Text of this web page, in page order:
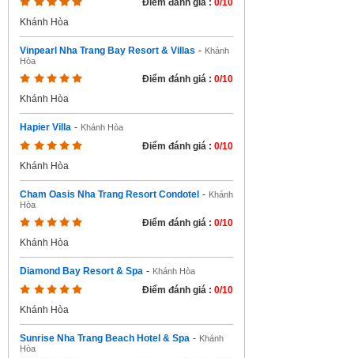
Điểm đánh giá : 0/10
Khánh Hòa
Vinpearl Nha Trang Bay Resort & Villas - Khánh
Hòa
Điểm đánh giá : 0/10
Khánh Hòa
Hapier Villa - Khánh Hòa
Điểm đánh giá : 0/10
Khánh Hòa
Cham Oasis Nha Trang Resort Condotel - Khánh
Hòa
Điểm đánh giá : 0/10
Khánh Hòa
Diamond Bay Resort & Spa - Khánh Hòa
Điểm đánh giá : 0/10
Khánh Hòa
Sunrise Nha Trang Beach Hotel & Spa - Khánh
Hòa